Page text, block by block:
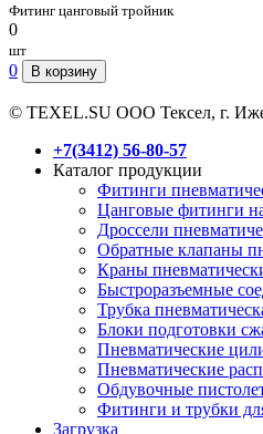
Фитинг цанговый тройник
0
шт
0 В корзину
© TEXEL.SU ООО Тексел, г.
+7(3412) 56-80-57
Каталог продукции
Фитинги
Цанговые фитинги
Дроссели
Обратные клапаны
Краны
Быстроразъемные
Трубка
Блоки подготовки
Пневматические
Пневматические
Обдувочные
Фитинги и трубки
Загрузка